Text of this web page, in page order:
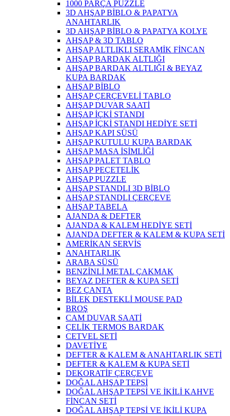
1000 PARÇA PUZZLE
3D AHŞAP BİBLO & PAPATYA
ANAHTARLIK
3D AHŞAP BİBLO & PAPATYA KOLYE
AHŞAP & 3D TABLO
AHŞAP ALTLIKLI SERAMİK FİNCAN
AHŞAP BARDAK ALTLIĞI
AHŞAP BARDAK ALTLIĞI & BEYAZ
KUPA BARDAK
AHŞAP BİBLO
AHŞAP ÇERÇEVELİ TABLO
AHŞAP DUVAR SAATİ
AHŞAP İÇKİ STANDI
AHŞAP İÇKİ STANDI HEDİYE SETİ
AHŞAP KAPI SÜSÜ
AHŞAP KUTULU KUPA BARDAK
AHŞAP MASA İSİMLİĞİ
AHŞAP PALET TABLO
AHŞAP PEÇETELİK
AHŞAP PUZZLE
AHŞAP STANDLI 3D BİBLO
AHŞAP STANDLI ÇERÇEVE
AHŞAP TABELA
AJANDA & DEFTER
AJANDA & KALEM HEDİYE SETİ
AJANDA DEFTER & KALEM & KUPA SETİ
AMERİKAN SERVİS
ANAHTARLIK
ARABA SÜSÜ
BENZİNLİ METAL ÇAKMAK
BEYAZ DEFTER & KUPA SETİ
BEZ ÇANTA
BİLEK DESTEKLİ MOUSE PAD
BROŞ
CAM DUVAR SAATİ
ÇELİK TERMOS BARDAK
CETVEL SETİ
DAVETİYE
DEFTER & KALEM & ANAHTARLIK SETİ
DEFTER & KALEM & KUPA SETİ
DEKORATİF ÇERÇEVE
DOĞAL AHŞAP TEPSİ
DOĞAL AHŞAP TEPSİ VE İKİLİ KAHVE
FİNCAN SETİ
DOĞAL AHŞAP TEPSİ VE İKİLİ KUPA